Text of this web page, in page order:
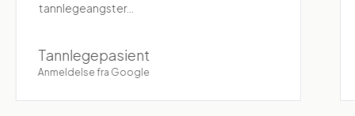
tannlegeangster...
Tannlegepasient
Anmeldelse fra Google